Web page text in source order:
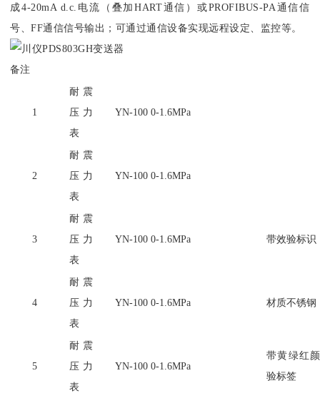
成4-20mA d.c.电流（叠加HART通信）或PROFIBUS-PA通信信
号、FF通信信号输出；可通过通信设备实现远程设定、监控等。
备注
1
耐震
压力
表
YN-100 0-1.6MPa
2
耐震
压力
表
YN-100 0-1.6MPa
3
耐震
压力
表
YN-100 0-1.6MPa 带效验标识
4
耐震
压力
表
YN-100 0-1.6MPa 材质不锈钢
5
耐震
压力
表
YN-100 0-1.6MPa
带黄绿红
验标签